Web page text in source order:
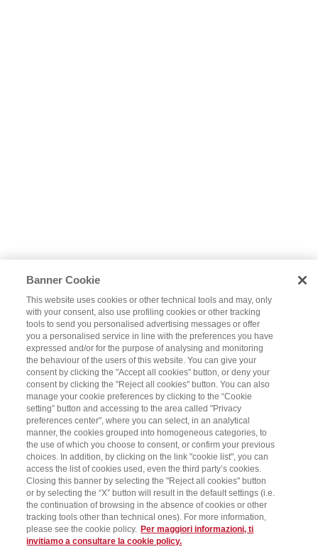
Banner Cookie
This website uses cookies or other technical tools and may, only
with your consent, also use profiling cookies or other tracking
tools to send you personalised advertising messages or offer
you a personalised service in line with the preferences you have
expressed and/or for the purpose of analysing and monitoring
the behaviour of the users of this website. You can give your
consent by clicking the "Accept all cookies" button, or deny your
consent by clicking the "Reject all cookies" button. You can also
manage your cookie preferences by clicking to the “Cookie
setting” button and accessing to the area called "Privacy
preferences center", where you can select, in an analytical
manner, the cookies grouped into homogeneous categories, to
the use of which you choose to consent, or confirm your previous
choices. In addition, by clicking on the link "cookie list", you can
access the list of cookies used, even the third party’s cookies.
Closing this banner by selecting the "Reject all cookies" button
or by selecting the “X” button will result in the default settings (i.e.
the continuation of browsing in the absence of cookies or other
tracking tools other than technical ones). For more information,
please see the cookie policy. Per maggiori informazioni, ti
invitiamo a consultare la cookie policy.